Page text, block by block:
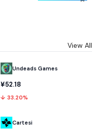
View All
Undeads Games
¥52.18
↓ 33.20%
Cartesi